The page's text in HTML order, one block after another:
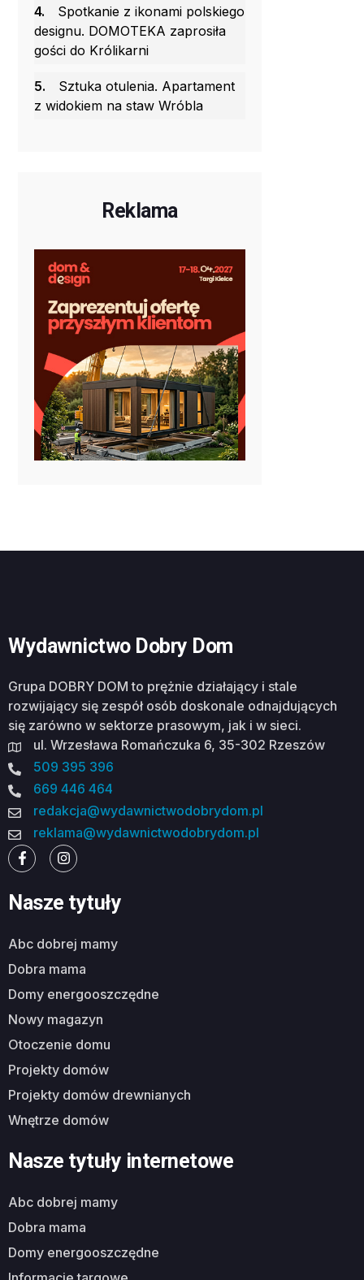
4.
Spotkanie z ikonami polskiego
designu. DOMOTEKA zaprosiła
gości do Królikarni
5.
Sztuka otulenia. Apartament
z widokiem na staw Wróbla
Reklama
Wydawnictwo Dobry Dom
Grupa DOBRY DOM to prężnie działający i stale
rozwijający się zespół osób doskonale odnajdujących
się zarówno w sektorze prasowym, jak i w sieci.
ul. Wrzesława Romańczuka 6, 35-302 Rzeszów
509 395 396
669 446 464
redakcja@wydawnictwodobrydom.pl
reklama@wydawnictwodobrydom.pl
Nasze tytuły
abc dobrej mamy
dobra mama
domy energooszczędne
nowy magazyn
otoczenie domu
projekty domów
projekty domów drewnianych
wnętrze domów
Nasze tytuły internetowe
abc dobrej mamy
dobra mama
domy energooszczędne